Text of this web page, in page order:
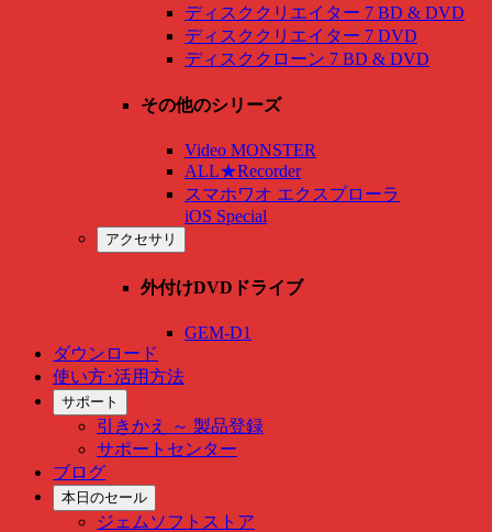
ディスククリエイター 7 BD & DVD
ディスククリエイター 7 DVD
ディスククローン 7 BD & DVD
その他のシリーズ
Video MONSTER
ALL★Recorder
スマホワオ エクスプローラ
iOS Special
アクセサリ
外付けDVDドライブ
GEM-D1
ダウンロード
使い方･活用方法
サポート
引きかえ ～ 製品登録
サポートセンター
ブログ
本日のセール
ジェムソフトストア